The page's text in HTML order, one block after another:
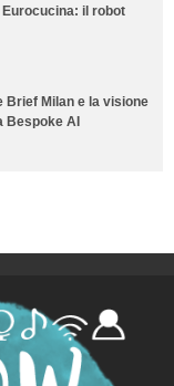
Eurocucina: il robot
Brief Milan e la visione
Bespoke AI